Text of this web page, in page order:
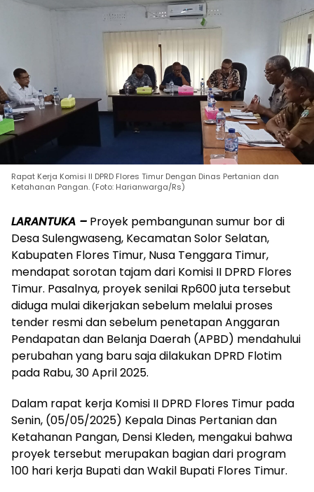
Rapat Kerja Komisi II DPRD Flores Timur Dengan Dinas Pertanian dan
Ketahanan Pangan. (Foto: Harianwarga/Rs)
LARANTUKA – Proyek pembangunan sumur bor di
Desa Sulengwaseng, Kecamatan Solor Selatan,
Kabupaten Flores Timur, Nusa Tenggara Timur,
mendapat sorotan tajam dari Komisi II DPRD Flores
Timur. Pasalnya, proyek senilai Rp600 juta tersebut
diduga mulai dikerjakan sebelum melalui proses
tender resmi dan sebelum penetapan Anggaran
Pendapatan dan Belanja Daerah (APBD) mendahului
perubahan yang baru saja dilakukan DPRD Flotim
pada Rabu, 30 April 2025.
Dalam rapat kerja Komisi II DPRD Flores Timur pada
Senin, (05/05/2025) Kepala Dinas Pertanian dan
Ketahanan Pangan, Densi Kleden, mengakui bahwa
proyek tersebut merupakan bagian dari program
100 hari kerja Bupati dan Wakil Bupati Flores Timur.